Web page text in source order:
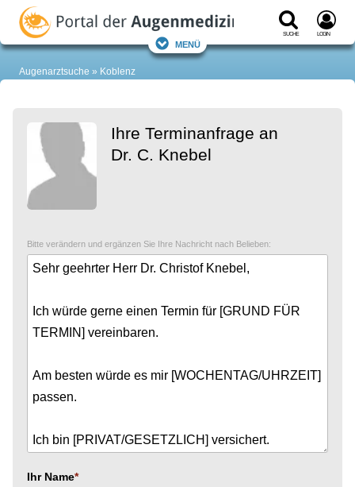
Suche Login
Menü
Augenarztsuche Koblenz
Ihre Terminanfrage an
Dr. C. Knebel
Bitte verändern und ergänzen Sie Ihre Nachricht nach Belieben:
Ihr Name